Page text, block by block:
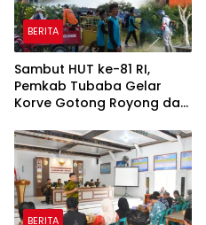
BERITA
Sambut HUT ke-81 RI,
Pemkab Tubaba Gelar
Korve Gotong Royong dan
BERITA